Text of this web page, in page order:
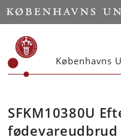
Københavns
SFKM10380U
fødevareudbrud